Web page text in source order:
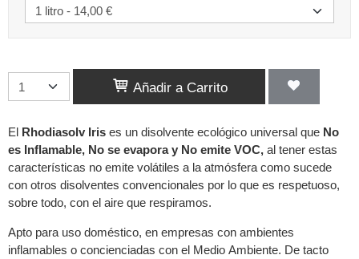
Añadir a Carrito
El Rhodiasolv Iris es un disolvente ecológico universal que No
es Inflamable, No se evapora y No emite VOC, al tener estas
características no emite volátiles a la atmósfera como sucede
con otros disolventes convencionales por lo que es respetuoso,
sobre todo, con el aire que respiramos.
Apto para uso doméstico, en empresas con ambientes
inflamables o concienciadas con el Medio Ambiente. De tacto